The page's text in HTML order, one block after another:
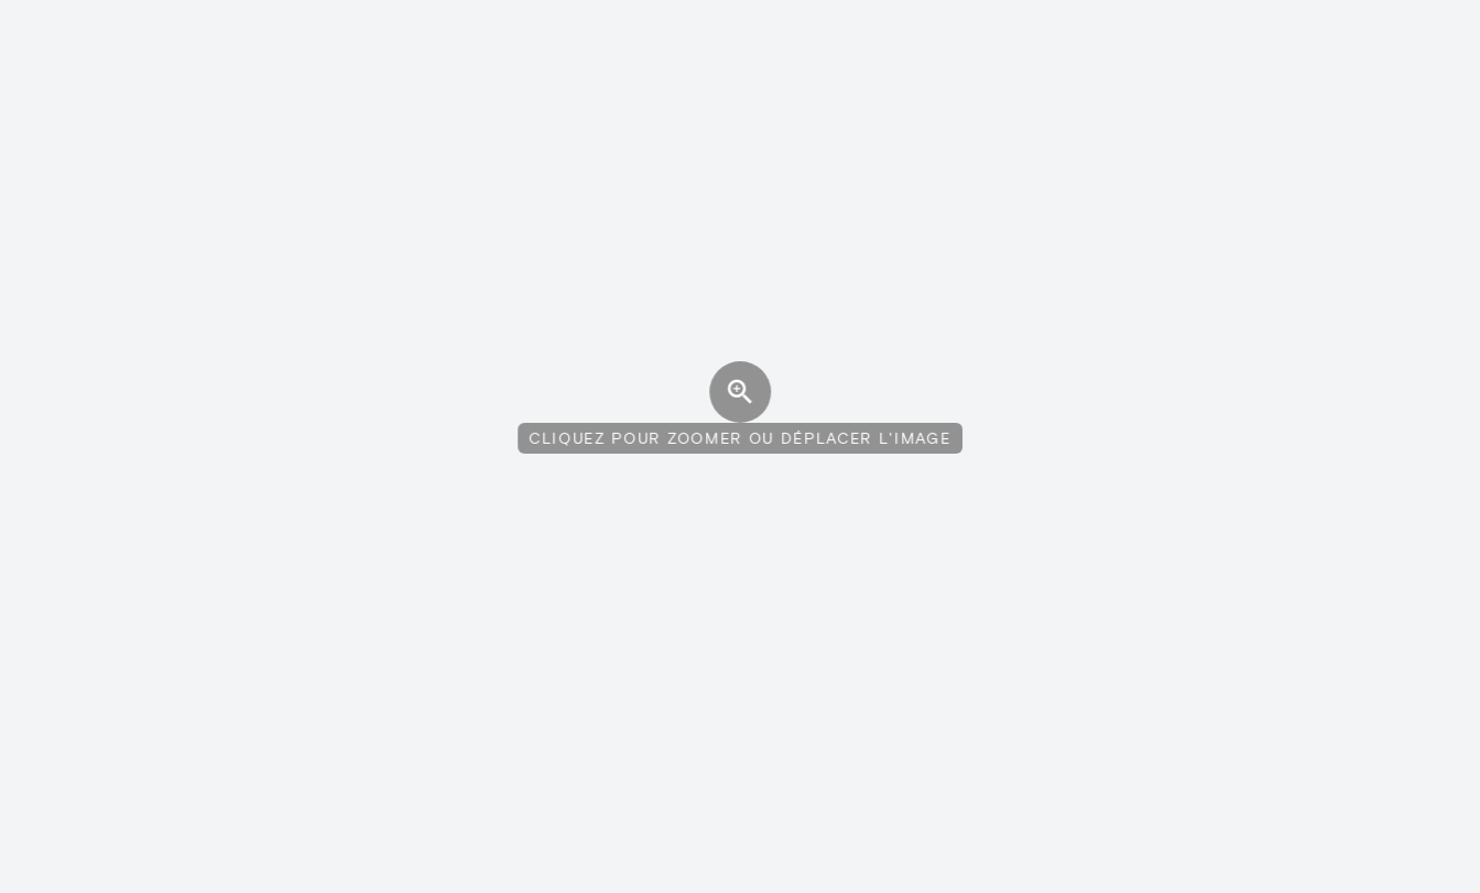
CLIQUEZ POUR ZOOMER OU DÉPLACER L'IMAGE